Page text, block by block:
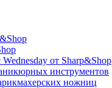
от Sharp&Shop
инструментов
ножниц